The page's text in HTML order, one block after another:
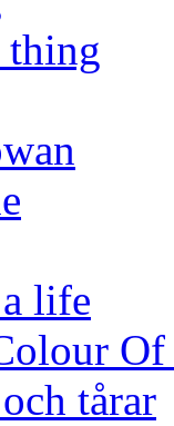
thing
life
tårar